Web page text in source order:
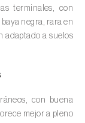
outras)
terminales, con
negra, rara en
adaptado a suelos
con buena
mejor a pleno